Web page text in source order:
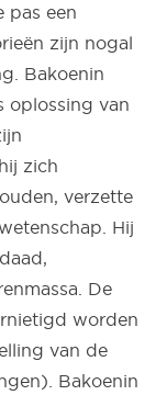
pas een
zijn nogal
Bakoenin
oplossing van
zich
verzette
Hij
De
worden
van de
Bakoenin